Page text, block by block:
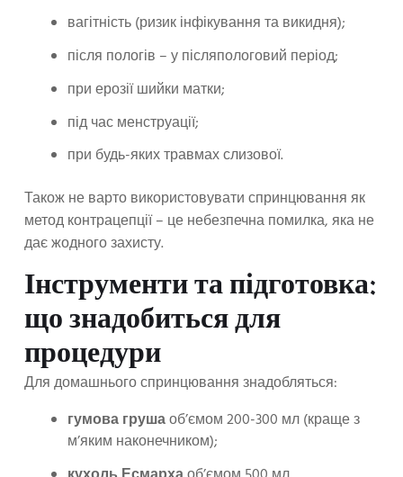
вагітність (ризик інфікування та викидня);
після пологів – у післяпологовий період;
при ерозії шийки матки;
під час менструації;
при будь-яких травмах слизової.
Також не варто використовувати спринцювання як
метод контрацепції – це небезпечна помилка, яка не
дає жодного захисту.
Інструменти та підготовка:
що знадобиться для
процедури
Для домашнього спринцювання знадобляться:
гумова грушаоб’ємом 200-300 мл (краще з
м’яким наконечником);